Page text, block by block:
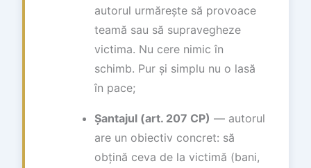
autorul urmărește să provoace
teamă sau să supravegheze
victima. Nu cere nimic în
schimb. Pur și simplu nu o lasă
în pace;
Șantajul (art. 207 CP) — autorul
are un obiectiv concret: să
obțină ceva de la victimă (bani,